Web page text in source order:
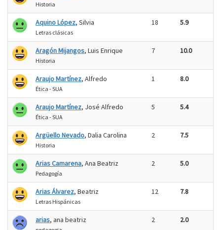
Historia
Aquino López, Silvia
Letras clásicas
18 5.9
Aragón Mijangos, Luis Enrique
Historia
7 10.0
Araujo Martínez, Alfredo
Ética - SUA
1 8.0
Araujo Martínez, José Alfredo
Ética - SUA
5 5.4
Argüello Nevado, Dalia Carolina
Historia
2 7.5
Arias Camarena, Ana Beatriz
Pedagogía
2 5.0
Arias Álvarez, Beatriz
Letras Hispánicas
12 7.8
arias, ana beatriz 2 2.0